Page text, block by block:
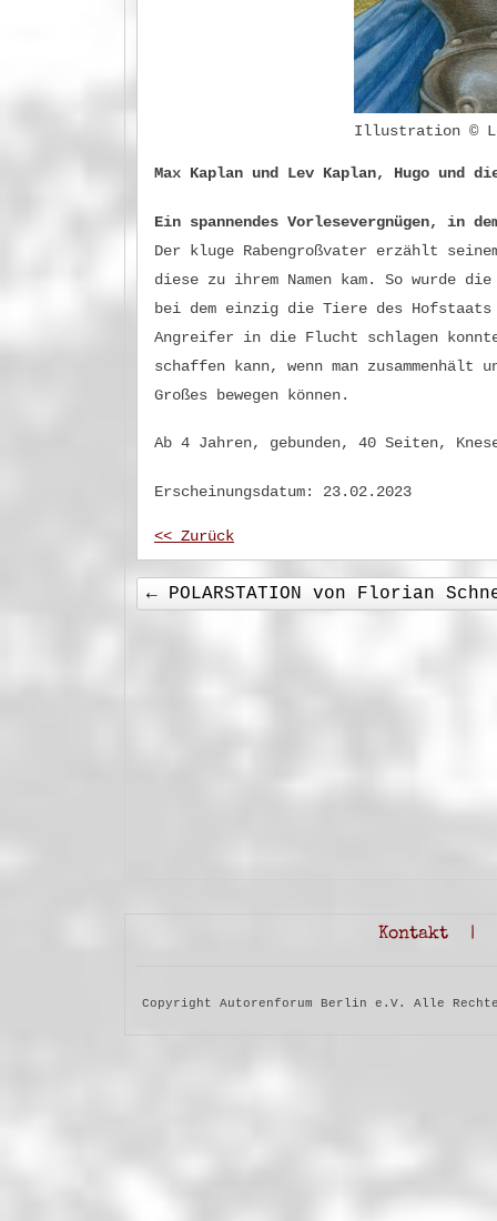
Illustration ©
Max Kaplan und Lev Kaplan, Hugo und
Ein spannendes Vorlesevergnügen, in
Der kluge Rabengroßvater erzählt
diese zu ihrem Namen kam. So
bei dem einzig die Tiere des
Angreifer in die Flucht schlagen
schaffen kann, wenn man
Großes bewegen können.
Ab 4 Jahren, gebunden, 40 Seiten,
Erscheinungsdatum: 23.02.2023
<< Zurück
← POLARSTATION von Florian
Kontakt |
Copyright Autorenforum Berlin e.V. Alle